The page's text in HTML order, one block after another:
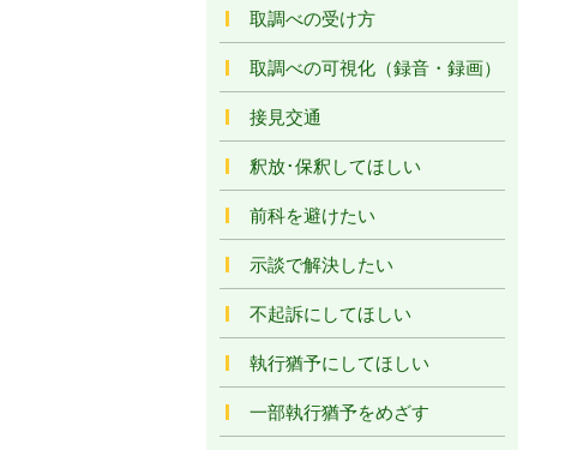
取調べの受け方
取調べの可視化（録音・録画）
接見交通
釈放･保釈してほしい
前科を避けたい
示談で解決したい
不起訴にしてほしい
執行猶予にしてほしい
一部執行猶予をめざす